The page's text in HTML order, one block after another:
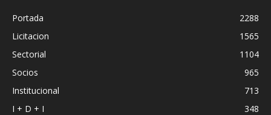
Portada
2288
Licitacion
1565
Sectorial
1104
Socios
965
Institucional
713
I + D + I
348